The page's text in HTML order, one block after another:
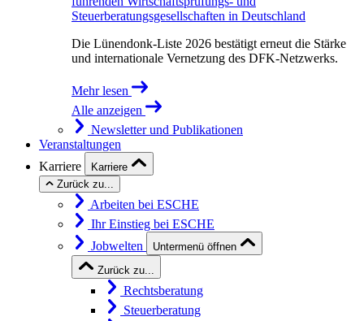
Steuerberatungsgesellschaften in Deutschland
Die Lünendonk-Liste 2026 bestätigt erneut die Stärke
und internationale Vernetzung des DFK-Netzwerks.
Mehr lesen
Alle anzeigen
Newsletter und Publikationen
Veranstaltungen
Karriere
Karriere
Zurück zu...
Arbeiten bei ESCHE
Ihr Einstieg bei ESCHE
Jobwelten
Untermenü öffnen
Zurück zu...
Rechtsberatung
Steuerberatung